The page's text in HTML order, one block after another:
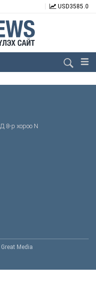
USD3585.0
8-р хороо N
Media